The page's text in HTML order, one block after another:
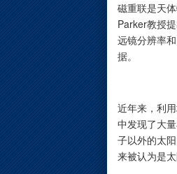
磁重联是天
Parker教授
远镜分辨率
据。
近年来，利
中发现了大
子以外的太
来被认为是